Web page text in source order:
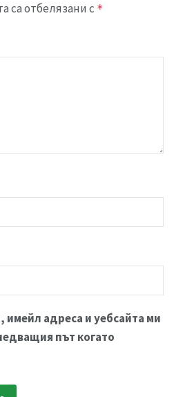
са отбелязани с *
имейл адреса и уебсайта ми
път когато